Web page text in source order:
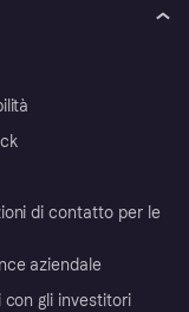
di contatto per le
aziendale
con gli investitori